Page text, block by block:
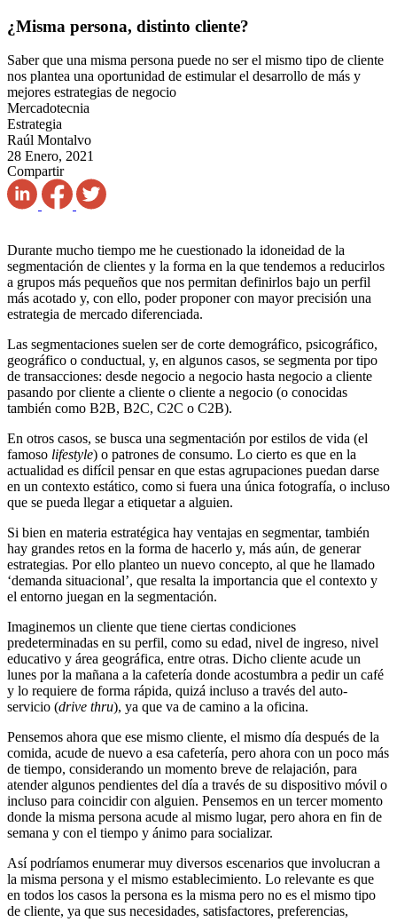
¿Misma persona, distinto cliente?
Saber que una misma persona puede no ser el mismo tipo de cliente
nos plantea una oportunidad de estimular el desarrollo de más y
mejores estrategias de negocio
Mercadotecnia
Estrategia
Raúl Montalvo
28 Enero, 2021
Compartir
Durante mucho tiempo me he cuestionado la idoneidad de la
segmentación de clientes y la forma en la que tendemos a reducirlos
a grupos más pequeños que nos permitan definirlos bajo un perfil
más acotado y, con ello, poder proponer con mayor precisión una
estrategia de mercado diferenciada.
Las segmentaciones suelen ser de corte demográfico, psicográfico,
geográfico o conductual, y, en algunos casos, se segmenta por tipo
de transacciones: desde negocio a negocio hasta negocio a cliente
pasando por cliente a cliente o cliente a negocio (o conocidas
también como B2B, B2C, C2C o C2B).
En otros casos, se busca una segmentación por estilos de vida (el
famoso lifestyle) o patrones de consumo. Lo cierto es que en la
actualidad es difícil pensar en que estas agrupaciones puedan darse
en un contexto estático, como si fuera una única fotografía, o incluso
que se pueda llegar a etiquetar a alguien.
Si bien en materia estratégica hay ventajas en segmentar, también
hay grandes retos en la forma de hacerlo y, más aún, de generar
estrategias. Por ello planteo un nuevo concepto, al que he llamado
‘demanda situacional’, que resalta la importancia que el contexto y
el entorno juegan en la segmentación.
Imaginemos un cliente que tiene ciertas condiciones
predeterminadas en su perfil, como su edad, nivel de ingreso, nivel
educativo y área geográfica, entre otras. Dicho cliente acude un
lunes por la mañana a la cafetería donde acostumbra a pedir un café
y lo requiere de forma rápida, quizá incluso a través del auto-
servicio (drive thru), ya que va de camino a la oficina.
Pensemos ahora que ese mismo cliente, el mismo día después de la
comida, acude de nuevo a esa cafetería, pero ahora con un poco más
de tiempo, considerando un momento breve de relajación, para
atender algunos pendientes del día a través de su dispositivo móvil o
incluso para coincidir con alguien. Pensemos en un tercer momento
donde la misma persona acude al mismo lugar, pero ahora en fin de
semana y con el tiempo y ánimo para socializar.
Así podríamos enumerar muy diversos escenarios que involucran a
la misma persona y el mismo establecimiento. Lo relevante es que
en todos los casos la persona es la misma pero no es el mismo tipo
de cliente, ya que sus necesidades, satisfactores, preferencias,